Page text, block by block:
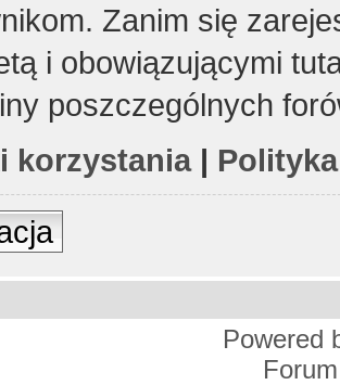
Zanim się
i obowiązującymi
poszczególnych
korzystania|
Powered